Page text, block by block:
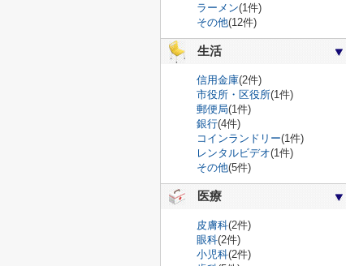
ラーメン(1件)
その他(12件)
生活
信用金庫(2件)
市役所・区役所(1件)
郵便局(1件)
銀行(4件)
コインランドリー(1件)
レンタルビデオ(1件)
その他(5件)
医療
皮膚科(2件)
眼科(2件)
小児科(2件)